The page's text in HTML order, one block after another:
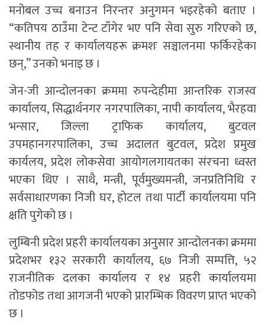
मनोबल उच्च बनाउन निरन्तर अनुगमन भइरहेको बताए ।
“कतिपय ठाउँमा टेन्ट टाँगेर भए पनि सेवा सुरु गरिएको छ,
स्थानीय तह र कार्यालयहरू क्रमशः सञ्चालनमा फर्किरहेका
छन्,” उनको भनाइ छ ।
जेन-जी आन्दोलनका क्रममा रुपन्देहीमा आन्तरिक राजस्व
कार्यालय, सिद्धार्थनगर नगरपालिका, नापी कार्यालय, भैरहवा
भन्सार, जिल्ला ट्राफिक कार्यालय, बुटवल
उपमहानगरपालिका, उच्च अदालत बुटवल, प्रदेश प्रमुख
कार्यलय, प्रदेश लोकसेवा आयोगलगायतका संरचना ध्वस्त
भएका थिए । साथै, मन्त्री, पूर्वमुख्यमन्त्री, जनप्रतिनिधि र
सर्वसाधारणका निजी घर, होटल तथा पार्टी कार्यालयमा पनि
क्षति पुगेको छ ।
लुम्बिनी प्रदेश प्रहरी कार्यालयका अनुसार आन्दोलनका क्रममा
प्रदेशभर १३२ सरकारी कार्यालय, ६७ निजी सम्पत्ति, ५२
राजनीतिक दलका कार्यालय र १४ प्रहरी कार्यालयमा
तोडफोड तथा आगजनी भएको प्रारम्भिक विवरण प्राप्त भएको
छ ।